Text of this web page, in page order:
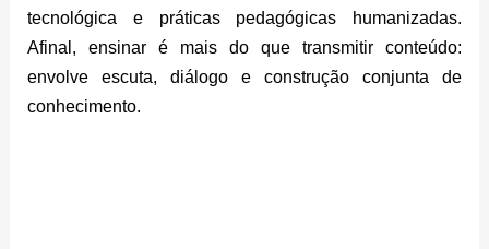
tecnológica e práticas pedagógicas humanizadas.
Afinal, ensinar é mais do que transmitir conteúdo:
envolve escuta, diálogo e construção conjunta de
conhecimento.